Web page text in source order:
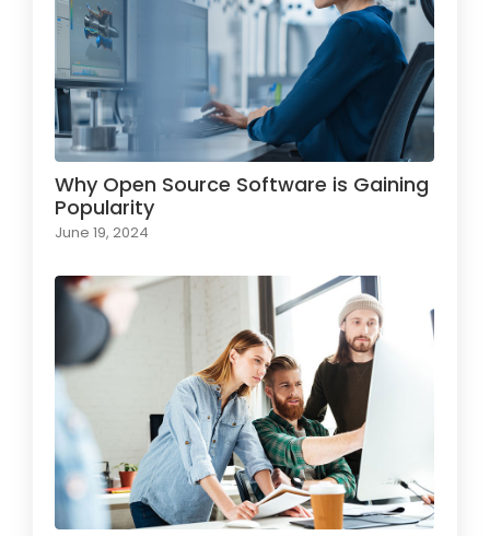
Why Open Source Software is Gaining
Popularity
June 19, 2024